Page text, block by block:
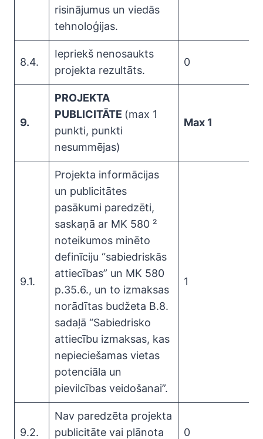
risinājumus un viedās
tehnoloģijas.
8.4.
Iepriekš nenosaukts
projekta rezultāts.
0
9.
PROJEKTA
PUBLICITĀTE (max 1
punkti, punkti
nesummējas)
Max 1
9.1.
Projekta informācijas
un publicitātes
pasākumi paredzēti,
saskaņā ar MK 580 ²
noteikumos minēto
definīciju “sabiedriskās
attiecības” un MK 580
p.35.6., un to izmaksas
norādītas budžeta B.8.
sadaļā “Sabiedrisko
attiecību izmaksas, kas
nepieciešamas vietas
potenciāla un
pievilcības veidošanai”.
1
9.2.
Nav paredzēta projekta
publicitāte vai plānota
0